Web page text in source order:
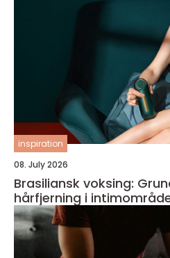
inspiration
08. July 2026
Brasiliansk voksing:
hårfjerning i